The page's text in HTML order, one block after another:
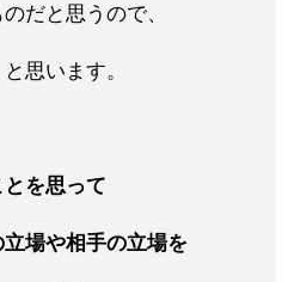
だと思うので、
思います。
を思って
場や相手の立場を